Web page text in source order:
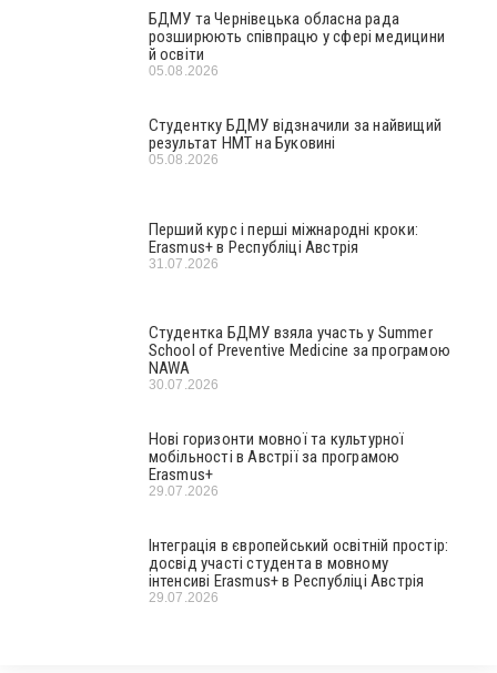
БДМУ та Чернівецька обласна рада
розширюють співпрацю у сфері медицини
й освіти
05.08.2026
Студентку БДМУ відзначили за найвищий
результат НМТ на Буковині
05.08.2026
Перший курс і перші міжнародні кроки:
Erasmus+ в Республіці Австрія
31.07.2026
Студентка БДМУ взяла участь у Summer
School of Preventive Medicine за програмою
NAWA
30.07.2026
Нові горизонти мовної та культурної
мобільності в Австрії за програмою
Erasmus+
29.07.2026
Інтеграція в європейський освітній простір:
досвід участі студента в мовному
інтенсиві Erasmus+ в Республіці Австрія
29.07.2026